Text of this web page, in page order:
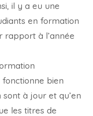
il y a eu une
en formation
rapport à l’année
bien
à jour et qu’en
les titres de